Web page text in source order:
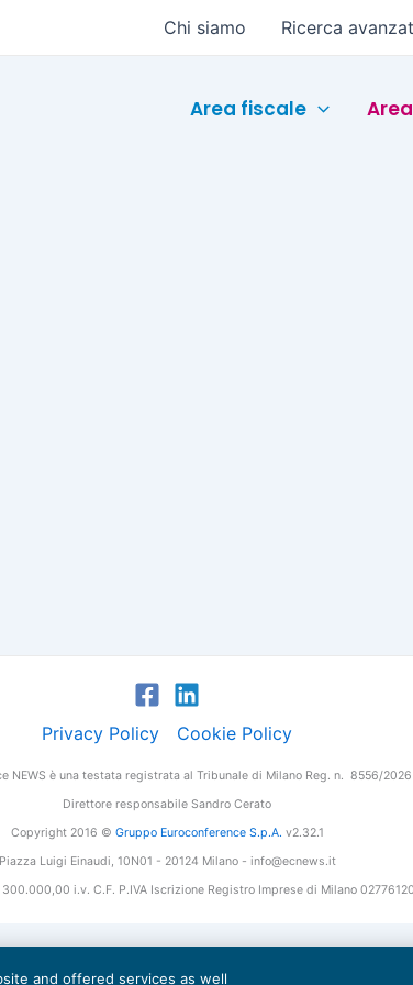
Chi siamo Ricerca
Area fiscale
Privacy Policy Cookie Policy
NEWS è una testata registrata al Tribunale di Milano Reg. n. 8556/2026
Direttore responsabile Sandro Cerato
Copyright 2016 © Gruppo Euroconference S.p.A. v2.32.1
Piazza Luigi Einaudi, 10N01 - 20124 Milano - info@ecnews.it
i.v. C.F. P.IVA Iscrizione Registro Imprese di Milano
and offered services as well